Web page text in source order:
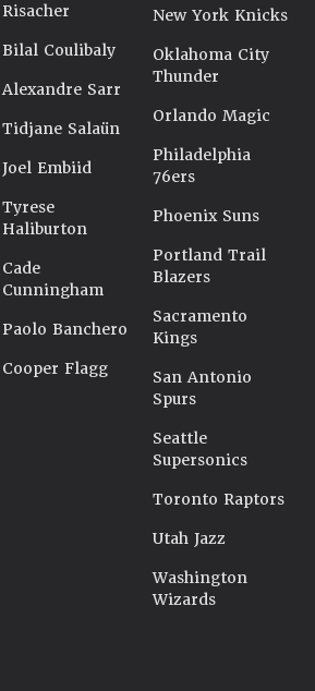
Risacher
Bilal Coulibaly
Alexandre Sarr
Tidjane Salaün
Joel Embiid
Tyrese
Haliburton
Cade
Cunningham
Paolo Banchero
Cooper Flagg
New York Knicks
Oklahoma City
Thunder
Orlando Magic
Philadelphia
76ers
Phoenix Suns
Portland Trail
Blazers
Sacramento
Kings
San Antonio
Spurs
Seattle
Supersonics
Toronto Raptors
Utah Jazz
Washington
Wizards